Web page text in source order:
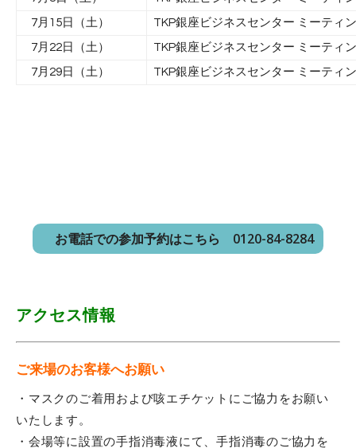
7月15日（土） TKP銀座ビジネスセンター ミーティ
7月22日（土） TKP銀座ビジネスセンター ミーティ
7月29日（土） TKP銀座ビジネスセンター ミーティ
お電話での参加予約はこちら 0120-84-8284
アクセス情報
ご来場のお客様へお願い
・マスクのご着用および咳エチケットにご協力をお願い
いたします。
・会場等に設置の手指消毒液にて、手指消毒のご協力を